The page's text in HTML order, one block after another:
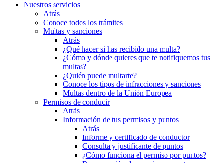
Nuestros servicios
Atrás
Conoce todos los trámites
Multas y sanciones
Atrás
¿Qué hacer si has recibido una multa?
¿Cómo y dónde quieres que te notifiquemos tus
multas?
¿Quién puede multarte?
Conoce los tipos de infracciones y sanciones
Multas dentro de la Unión Europea
Permisos de conducir
Atrás
Información de tus permisos y puntos
Atrás
Informe y certificado de conductor
Consulta y justificante de puntos
¿Cómo funciona el permiso por puntos?